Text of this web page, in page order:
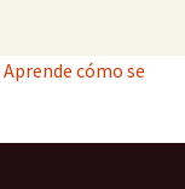
Aprende cómo se